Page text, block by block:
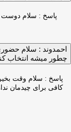
پاسخ :
احمدوند : سلام حضوری
چطور میشه انتخاب
پاسخ : سلام وقت
کافی برای چیدمان